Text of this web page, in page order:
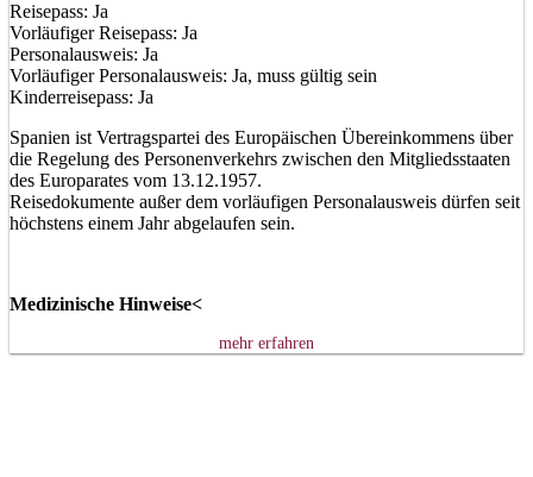
Reisepass: Ja
Vorläufiger Reisepass: Ja
Personalausweis: Ja
Vorläufiger Personalausweis: Ja, muss gültig sein
Kinderreisepass: Ja
Spanien ist Vertragspartei des Europäischen Übereinkommens über
die Regelung des Personenverkehrs zwischen den Mitgliedsstaaten
des Europarates vom 13.12.1957.
Reisedokumente außer dem vorläufigen Personalausweis dürfen seit
höchstens einem Jahr abgelaufen sein.
Medizinische Hinweise<
mehr erfahren